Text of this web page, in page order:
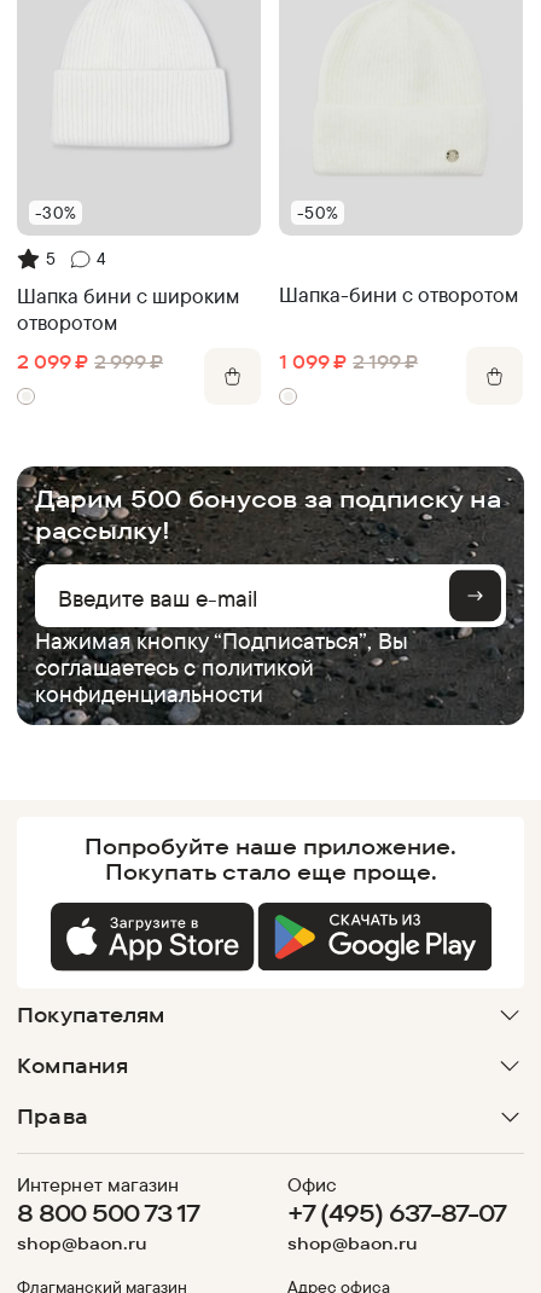
-30%
5 4
Шапка бини с широким
отворотом
2 099 ₽ 2 999 ₽
-50%
Шапка-бини с отворотом
1 099 ₽ 2 199 ₽
Дарим 500 бонусов за подписку на
рассылку!
Нажимая кнопку “Подписаться”, Вы
соглашаетесь сполитикой
конфиденциальности
Попробуйте наше приложение.
Покупатьстало еще проще.
Покупателям
Компания
Права
Интернет магазин
8 800 500 73 17
shop@baon.ru
Флагманский магазин
Офис
+7 (495) 637-87-07
shop@baon.ru
Адрес офиса